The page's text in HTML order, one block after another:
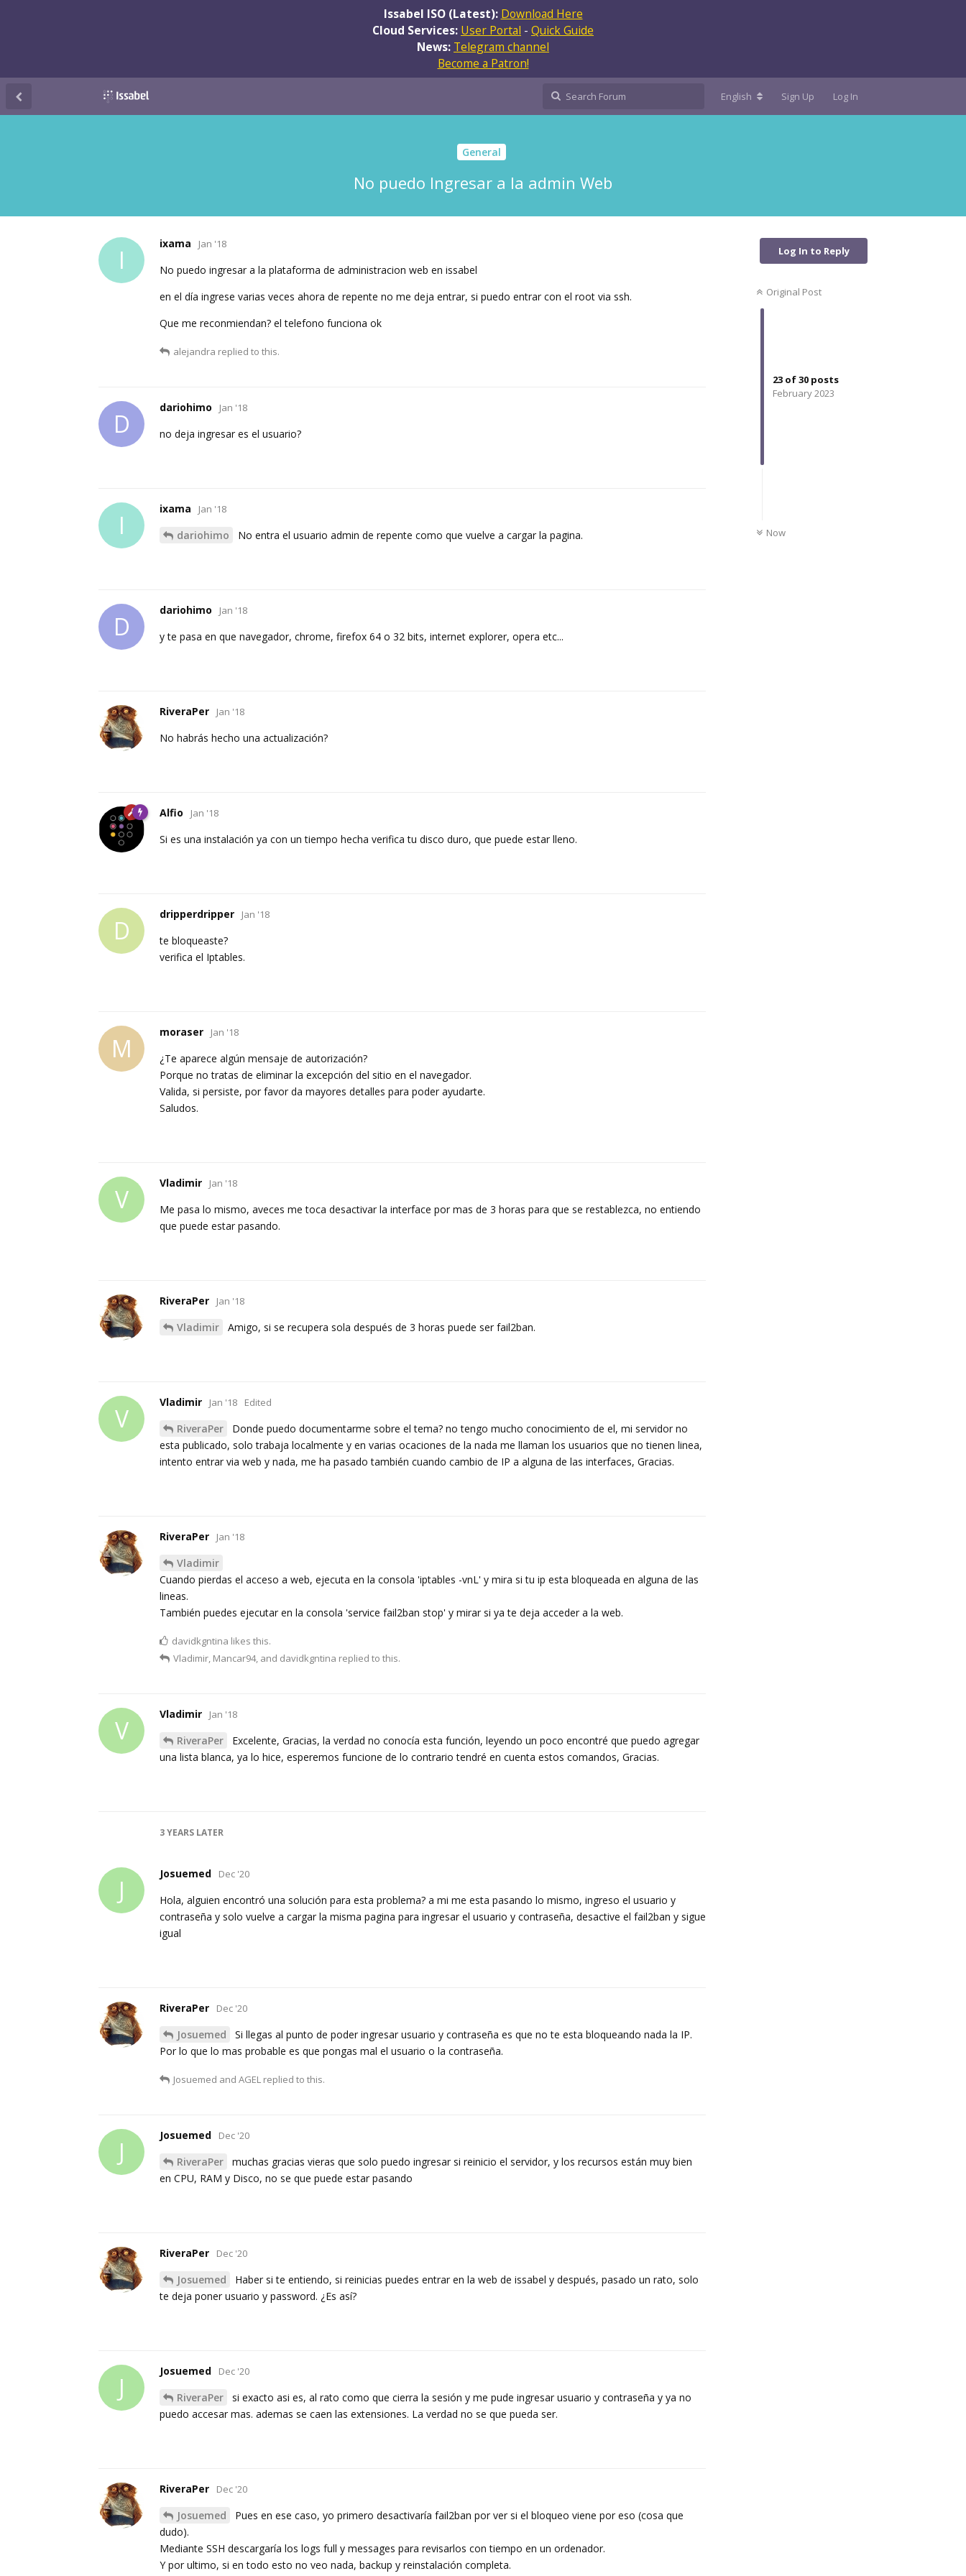
Issabel ISO (Latest): Download Here
Cloud Services: User Portal - Quick Guide
News: Telegram channel
Become a Patron!
English Sign Up Log In
General
No puedo Ingresar a la admin Web
Log In to Reply
Original Post
23 of30 posts
February 2023
Now
I
ixama Jan '18
No puedo ingresar a la plataforma de administracion web en issabel
en el día ingrese varias veces ahora de repente no me deja entrar, si puedo entrar con el root via ssh.
Que me reconmiendan? el telefono funciona ok
alejandra replied to this.
D
dariohimo Jan '18
no deja ingresar es el usuario?
I
ixama Jan '18
dariohimo No entra el usuario admin de repente como que vuelve a cargar la pagina.
D
dariohimo Jan '18
y te pasa en que navegador, chrome, firefox 64 o 32 bits, internet explorer, opera etc...
RiveraPer Jan '18
No habrás hecho una actualización?
Alfio Jan '18
Si es una instalación ya con un tiempo hecha verifica tu disco duro, que puede estar lleno.
D
dripperdripper Jan '18
te bloqueaste?
verifica el Iptables.
M
moraser Jan '18
¿Te aparece algún mensaje de autorización?
Porque no tratas de eliminar la excepción del sitio en el navegador.
Valida, si persiste, por favor da mayores detalles para poder ayudarte.
Saludos.
V
Vladimir Jan '18
Me pasa lo mismo, aveces me toca desactivar la interface por mas de 3 horas para que se restablezca, no entiendo
que puede estar pasando.
RiveraPer Jan '18
Vladimir Amigo, si se recupera sola después de 3 horas puede ser fail2ban.
V
Vladimir Jan '18 Edited
RiveraPer
Donde puedo documentarme sobre el tema? no tengo mucho conocimiento de el, mi servidor no
esta publicado, solo trabaja localmente y en varias ocaciones de la nada me llaman los usuarios que no tienen linea,
intento entrar via web y nada, me ha pasado también cuando cambio de IP a alguna de las interfaces, Gracias.
RiveraPer Jan '18
Vladimir
Cuando pierdas el acceso a web, ejecuta en la consola 'iptables -vnL' y mira si tu ip esta bloqueada en alguna de las
lineas.
También puedes ejecutar en la consola 'service fail2ban stop' y mirar si ya te deja acceder a la web.
davidkgntina likes this.
Vladimir, Mancar94, and davidkgntina replied to this.
V
Vladimir Jan '18
RiveraPer
Excelente, Gracias, la verdad no conocía esta función, leyendo un poco encontré que puedo agregar
una lista blanca, ya lo hice, esperemos funcione de lo contrario tendré en cuenta estos comandos, Gracias.
3 YEARS LATER
J
Josuemed Dec '20
Hola, alguien encontró una solución para esta problema? a mi me esta pasando lo mismo, ingreso el usuario y
contraseña y solo vuelve a cargar la misma pagina para ingresar el usuario y contraseña, desactive el fail2ban y sigue
igual
RiveraPer Dec '20
Josuemed
Si llegas al punto de poder ingresar usuario y contraseña es que no te esta bloqueando nada la IP.
Por lo que lo mas probable es que pongas mal el usuario o la contraseña.
Josuemed and AGEL replied to this.
J
Josuemed Dec '20
RiveraPer
muchas gracias vieras que solo puedo ingresar si reinicio el servidor, y los recursos están muy bien
en CPU, RAM y Disco, no se que puede estar pasando
RiveraPer Dec '20
Josuemed
Haber si te entiendo, si reinicias puedes entrar en la web de issabel y después, pasado un rato, solo
te deja poner usuario y password. ¿Es así?
J
Josuemed Dec '20
RiveraPer
si exacto asi es, al rato como que cierra la sesión y me pude ingresar usuario y contraseña y ya no
puedo accesar mas. ademas se caen las extensiones. La verdad no se que pueda ser.
RiveraPer Dec '20
Josuemed
Pues en ese caso, yo primero desactivaría fail2ban por ver si el bloqueo viene por eso (cosa que
dudo).
Mediante SSH descargaría los logs full y messages para revisarlos con tiempo en un ordenador.
Y por ultimo, si en todo esto no veo nada, backup y reinstalación completa.